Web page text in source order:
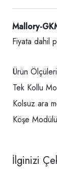
Mallory-
Fiyata dahil
Ürün Ölçüleri
Tek Kollu
Kolsuz ara
Köşe Modülü
İlginizi